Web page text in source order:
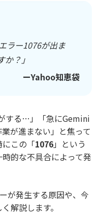
ラー1076が出ま
？」
ーYahoo知恵袋
する…」「急にGemini
が進まない」と焦って
この「1076」という
的な不具合によって発
が発生する原因や、今
解説します。